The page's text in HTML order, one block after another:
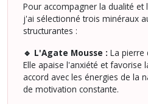
Pour accompagner la dualité et
j'ai sélectionné trois minéraux
structurantes :
🔹 L'Agate Mousse : La pierre
Elle apaise l'anxiété et favorise
accord avec les énergies de la
de motivation constante.